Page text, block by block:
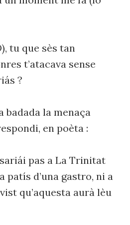
tu que sès tan
t’atacava sense
?
badada la menaça
en poèta :
pas a La Trinitat
patís d’una gastro, ni a
qu’aquesta aurà lèu